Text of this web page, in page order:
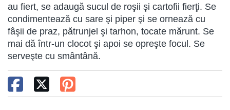
au fiert, se adaugă sucul de roşii şi cartofii fierţi. Se
condimentează cu sare şi piper şi se ornează cu
fâşii de praz, pătrunjel şi tarhon, tocate mărunt. Se
mai dă într-un clocot şi apoi se opreşte focul. Se
serveşte cu smântână.